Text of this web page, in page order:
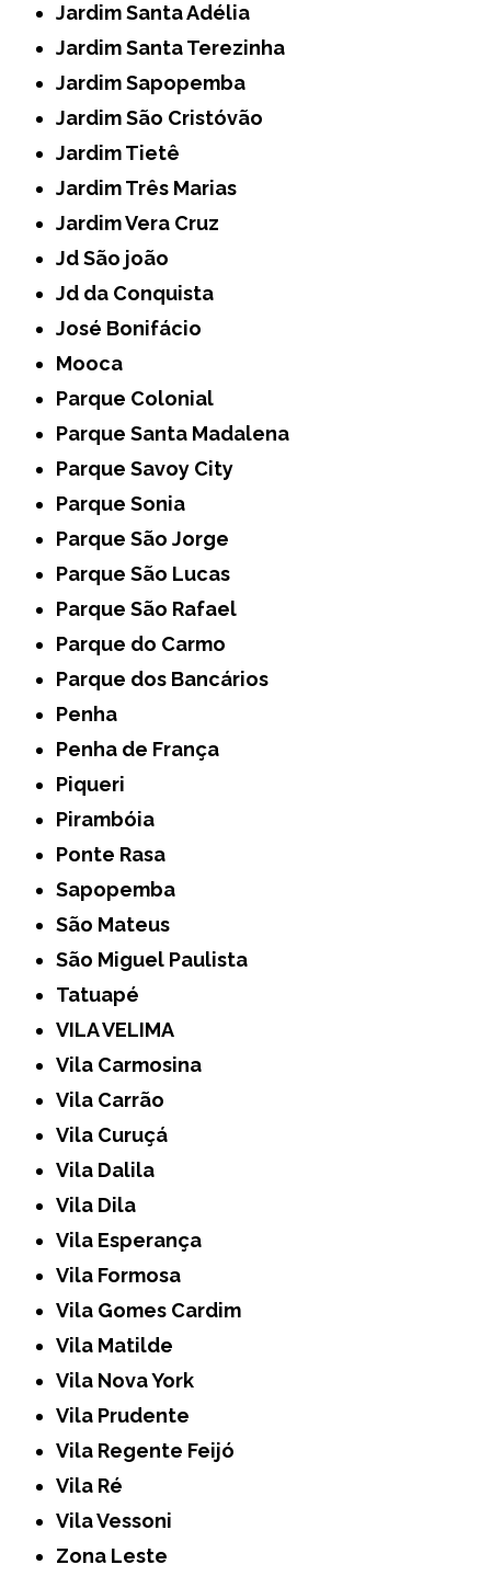
Jardim Santa Adélia
Jardim Santa Terezinha
Jardim Sapopemba
Jardim São Cristóvão
Jardim Tietê
Jardim Três Marias
Jardim Vera Cruz
Jd São joão
Jd da Conquista
José Bonifácio
Mooca
Parque Colonial
Parque Santa Madalena
Parque Savoy City
Parque Sonia
Parque São Jorge
Parque São Lucas
Parque São Rafael
Parque do Carmo
Parque dos Bancários
Penha
Penha de França
Piqueri
Pirambóia
Ponte Rasa
Sapopemba
São Mateus
São Miguel Paulista
Tatuapé
VILA VELIMA
Vila Carmosina
Vila Carrão
Vila Curuçá
Vila Dalila
Vila Dila
Vila Esperança
Vila Formosa
Vila Gomes Cardim
Vila Matilde
Vila Nova York
Vila Prudente
Vila Regente Feijó
Vila Ré
Vila Vessoni
Zona Leste